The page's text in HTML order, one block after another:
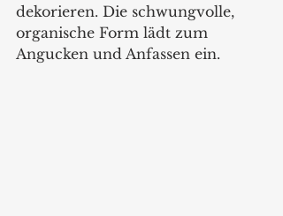
dekorieren. Die schwungvolle,
organische Form lädt zum
Angucken und Anfassen ein.